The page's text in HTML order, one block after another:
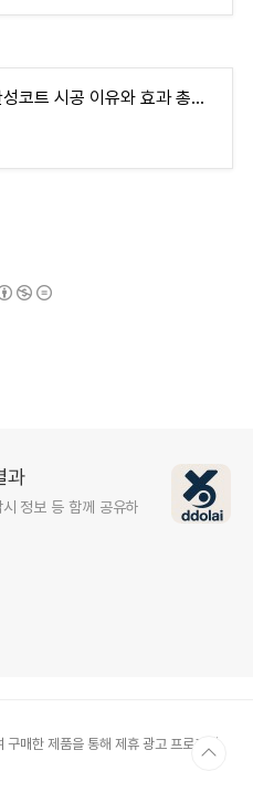
신축 아파트 탄성코트 시공 이유와 효과 총정리 | 결로방지, 곰팡이, 베란다, 외벽, 하자
과
정보 등 함께 공유하
매한 제품을 통해 제휴 광고 프로그램